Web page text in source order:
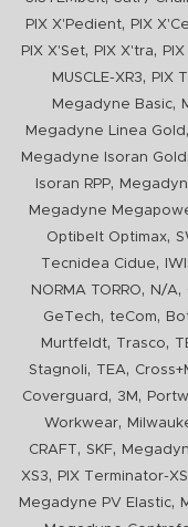
PIX X'Pedient, PIX
PIX X'Set, PIX X'tra,
MUSCLE-XR3, PIX
Megadyne Basic,
Megadyne Linea Gold ,
Megadyne Isoran Gold
Isoran RPP,
Megadyne
Optibelt Optimax,
Tecnidea Cidue,
NORMA TORRO, N/A,
GeTech, teCom,
Murtfeldt, Trasco,
Stagnoli, TEA,
Coverguard , 3M ,
Workwear,
CRAFT, SKF,
XS3, PIX Terminator-XS
Megadyne PV Elastic,